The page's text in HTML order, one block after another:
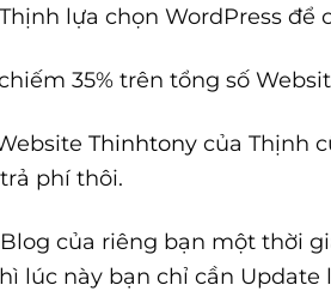
lựa chọn WordPress để
35% trên tổng số
Thinhtony của Thịnh
phí thôi.
của riêng bạn một thời
lúc này bạn chỉ cần